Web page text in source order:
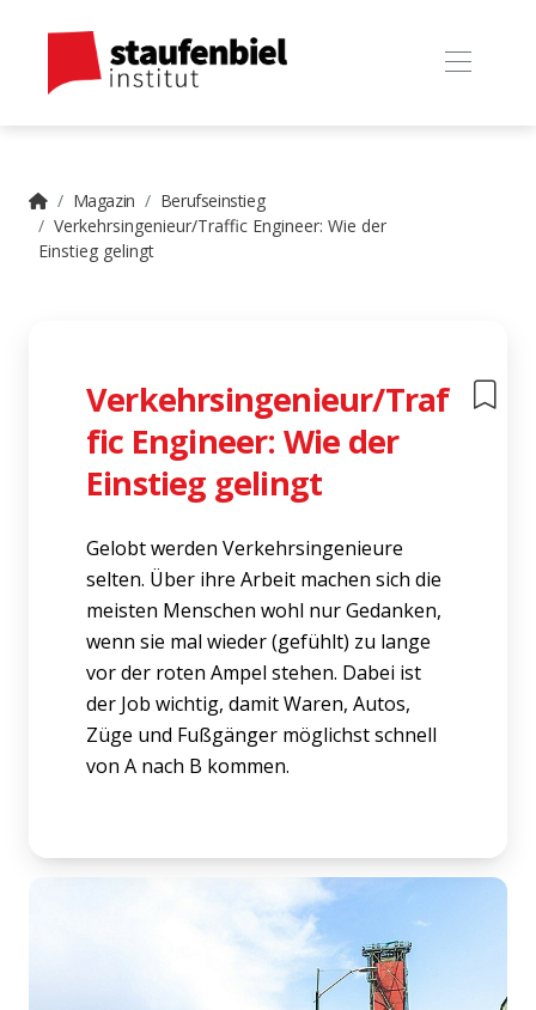
Magazin
Berufseinstieg
Verkehrsingenieur/Traffic Engineer: Wie der
Einstieg gelingt
Verkehrsingenieur/Traf
fic Engineer: Wie der
Einstieg gelingt
Gelobt werden Verkehrsingenieure
selten. Über ihre Arbeit machen sich die
meisten Menschen wohl nur Gedanken,
wenn sie mal wieder (gefühlt) zu lange
vor der roten Ampel stehen. Dabei ist
der Job wichtig, damit Waren, Autos,
Züge und Fußgänger möglichst schnell
von A nach B kommen.